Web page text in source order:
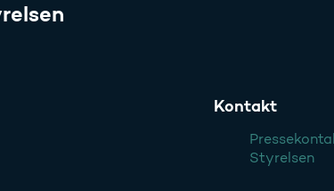
Kontakt
Styrelsen